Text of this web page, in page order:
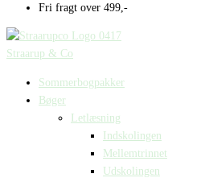
Fri fragt over 499,-
Straarup & Co
Sommerbogpakker
Bøger
Letlæsning
Indskolingen
Mellemtrinnet
Udskolingen